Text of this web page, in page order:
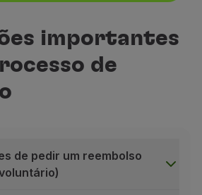
(4)
penalidade ao valor da tarifa
importantes
de
de pedir um reembolso